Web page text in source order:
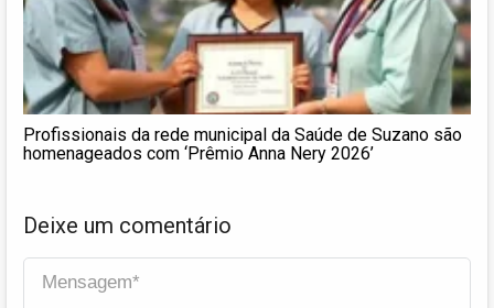
Profissionais da rede municipal da Saúde de Suzano são
homenageados com ‘Prêmio Anna Nery 2026’
Deixe um comentário